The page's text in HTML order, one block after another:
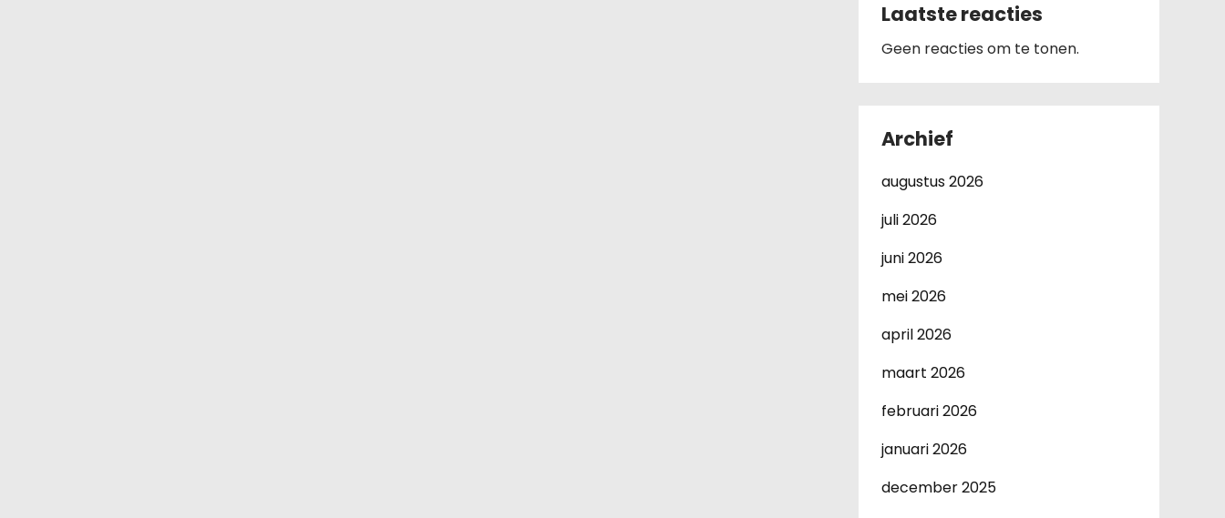
Laatste reacties
Geen reacties om te tonen.
Archief
augustus 2026
juli 2026
juni 2026
mei 2026
april 2026
maart 2026
februari 2026
januari 2026
december 2025